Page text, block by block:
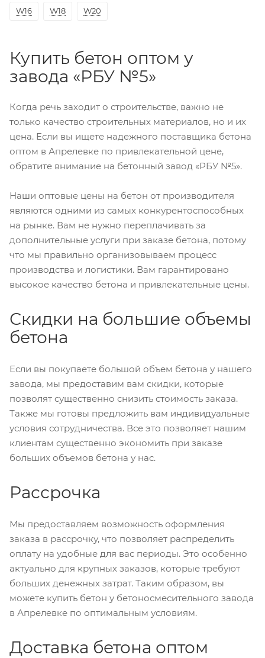
W16 W18 W20
Купить бетон оптом у
завода «РБУ №5»
Когда речь заходит о строительстве, важно не
только качество строительных материалов, но и их
цена. Если вы ищете надежного поставщика бетона
оптом в Апрелевке по привлекательной цене,
обратите внимание на бетонный завод «РБУ №5».
Наши оптовые цены на бетон от производителя
являются одними из самых конкурентоспособных
на рынке. Вам не нужно переплачивать за
дополнительные услуги при заказе бетона, потому
что мы правильно организовываем процесс
производства и логистики. Вам гарантировано
высокое качество бетона и привлекательные цены.
Скидки на большие объемы
бетона
Если вы покупаете большой объем бетона у нашего
завода, мы предоставим вам скидки, которые
позволят существенно снизить стоимость заказа.
Также мы готовы предложить вам индивидуальные
условия сотрудничества. Все это позволяет нашим
клиентам существенно экономить при заказе
больших объемов бетона у нас.
Рассрочка
Мы предоставляем возможность оформления
заказа в рассрочку, что позволяет распределить
оплату на удобные для вас периоды. Это особенно
актуально для крупных заказов, которые требуют
больших денежных затрат. Таким образом, вы
можете купить бетон у бетоносмесительного завода
в Апрелевке по оптимальным условиям.
Доставка бетона оптом